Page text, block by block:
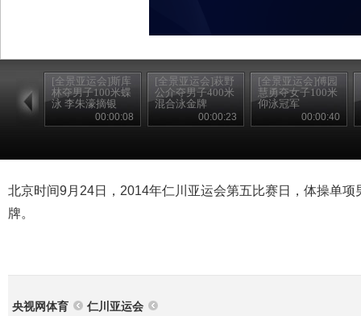
[全景亚运会]斯库
林夺男子100米蝶
泳 李朱濠摘银
00:00:08
[全景亚运会]萩野
公介夺男子400米
混合泳金牌
00:00:23
[全景亚运会]傅园
慧勇夺女子100米
仰泳冠军
00:00:40
北京时间9月24日，2014年仁川亚运会第五比赛日，体操单
牌。
央视网体育 仁川亚运会